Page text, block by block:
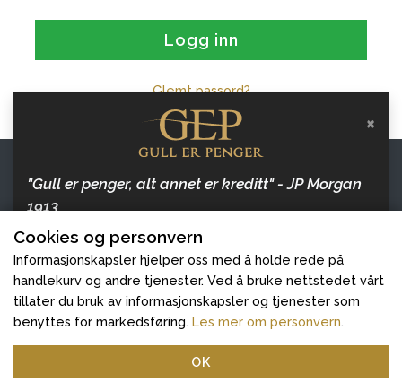
Logg inn
Glemt passord?
Kontakt oss
Gull er Penger
Følg oss
Ekte Penger AS © 2026
Cookies og personvern
Informasjonskapsler hjelper oss med å holde rede på
handlekurv og andre tjenester. Ved å bruke nettstedet vårt
tillater du bruk av informasjonskapsler og tjenester som
benyttes for markedsføring. Les mer om personvern.
OK
×
"Gull er penger, alt annet er kreditt" - JP Morgan
1913
Hold deg oppdatert med artikler om penger, inflasjon
og gull, og hvordan beskytte dine verdier.
Meld deg på